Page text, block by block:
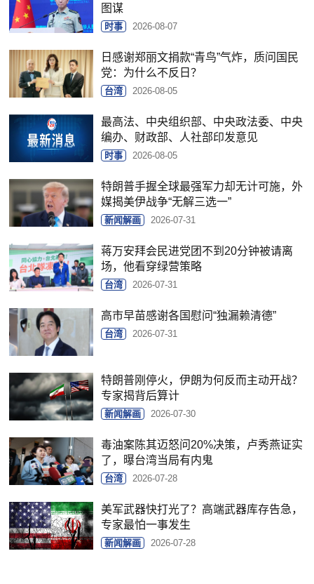
图谋
时事 2026-08-07
日感谢郑丽文捐款“青鸟”气炸，质问国民
党：为什么不反日？
台湾 2026-08-05
最高法、中央组织部、中央政法委、中央
编办、财政部、人社部印发意见
时事 2026-08-05
特朗普手握全球最强军力却无计可施，外
媒揭美伊战争“无解三选一”
新闻解画 2026-07-31
蒋万安拜会民进党团不到20分钟被请离
场，他看穿绿营策略
台湾 2026-07-31
高市早苗感谢各国慰问“独漏赖清德”
台湾 2026-07-31
特朗普刚停火，伊朗为何反而主动开战？
专家揭背后算计
新闻解画 2026-07-30
毒油案陈其迈怒问20%决策，卢秀燕证实
了，曝台湾当局有内鬼
台湾 2026-07-28
美军武器快打光了？高端武器库存告急，
专家最怕一事发生
新闻解画 2026-07-28